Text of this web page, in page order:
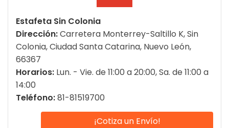
Estafeta Sin Colonia
Dirección:Carretera Monterrey-Saltillo K, Sin
Colonia, Ciudad Santa Catarina, Nuevo León,
66367
Horarios: Lun. - Vie. de 11:00 a 20:00, Sa. de 11:00 a
14:00
Teléfono:81-81519700
¡Cotiza un Envío!